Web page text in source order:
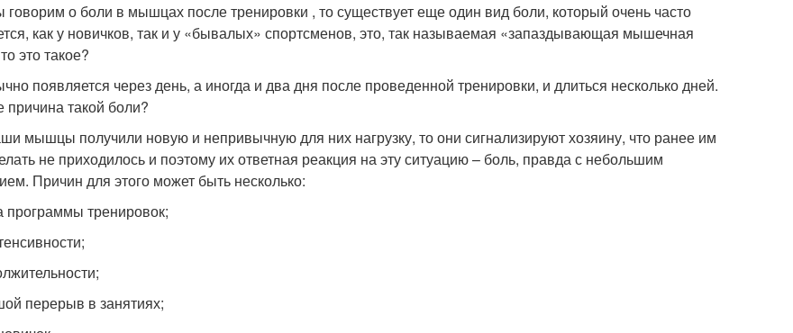
говорим о боли в мышцах после тренировки , то существует еще один вид боли, который очень часто
как у новичков, так и у «бывалых» спортсменов, это, так называемая «запаздывающая мышечная
это такое?
появляется через день, а иногда и два дня после проведенной тренировки, и длиться несколько дней.
такой боли?
мышцы получили новую и непривычную для них нагрузку, то они сигнализируют хозяину, что ранее им
не приходилось и поэтому их ответная реакция на эту ситуацию – боль, правда с небольшим
Причин для этого может быть несколько:
тренировок;
перерыв в занятиях;